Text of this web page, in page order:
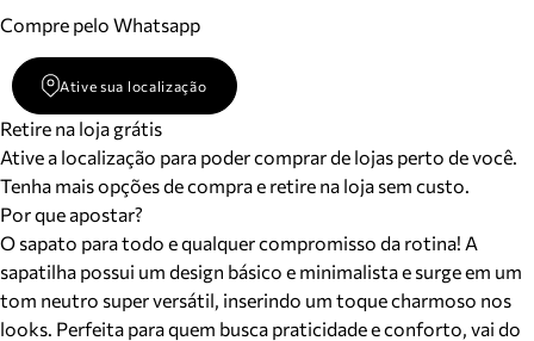
Compre pelo Whatsapp
Ative sua localização
Retire na loja grátis
Ative a localização para poder comprar de lojas perto de você.
Tenha mais opções de compra e retire na loja sem custo.
Por que apostar?
O sapato para todo e qualquer compromisso da rotina! A
sapatilha possui um design básico e minimalista e surge em um
tom neutro super versátil, inserindo um toque charmoso nos
looks. Perfeita para quem busca praticidade e conforto, vai do